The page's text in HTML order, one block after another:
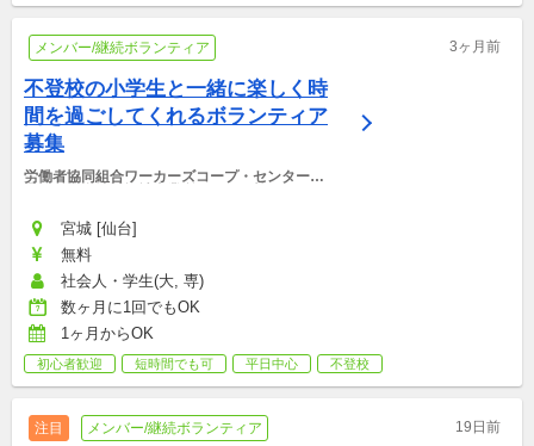
メンバー/継続ボランティア 3ヶ月前
不登校の小学生と一緒に楽しく時
間を過ごしてくれるボランティア
募集
労働者協同組合ワーカーズコープ・センター事
宮城 [仙台]
無料
社会人・学生(大, 専)
数ヶ月に1回でもOK
1ヶ月からOK
初心者歓迎 短時間でも可 平日中心 不登校
注目 メンバー/継続ボランティア 19日前